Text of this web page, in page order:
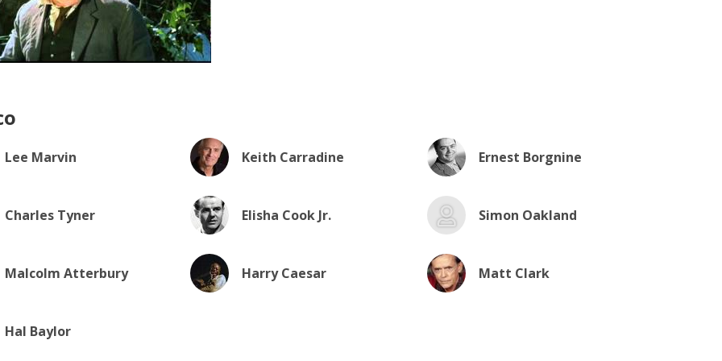
Lee Marvin Keith Carradine Ernest Borgnine
Charles Tyner Elisha Cook Jr. Simon Oakland
Malcolm Atterbury Harry Caesar Matt Clark
Hal Baylor